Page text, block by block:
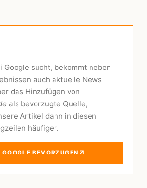
Google sucht, bekommt neben
auch aktuelle News
das Hinzufügen von
als bevorzugte Quelle,
Artikel dann in diesen
häufiger.
GOOGLE BEVORZUGEN ↗